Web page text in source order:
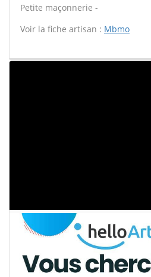
Petite maçonnerie -
Voir la fiche artisan : Mbmo